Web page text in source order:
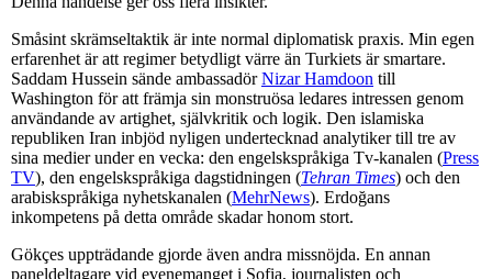
Småsint skrämseltaktik är inte normal diplomatisk praxis. Min egen
erfarenhet är att regimer betydligt värre än Turkiets är smartare.
Saddam Hussein sände ambassadörNizar Hamdoon till
Washington för att främja sin monstruösa ledares intressen genom
användande av artighet, självkritik och logik. Den islamiska
republiken Iran inbjöd nyligen undertecknad analytiker till tre av
sina medier under en vecka: den engelskspråkiga Tv-kanalen (Press
TV), den engelskspråkiga dagstidningen (Tehran Times) och den
arabiskspråkiga nyhetskanalen (MehrNews). Erdoğans
inkompetens på detta område skadar honom stort.
Gökçes uppträdande gjorde även andra missnöjda. En annan
paneldeltagare vid evenemanget i Sofia, journalisten och